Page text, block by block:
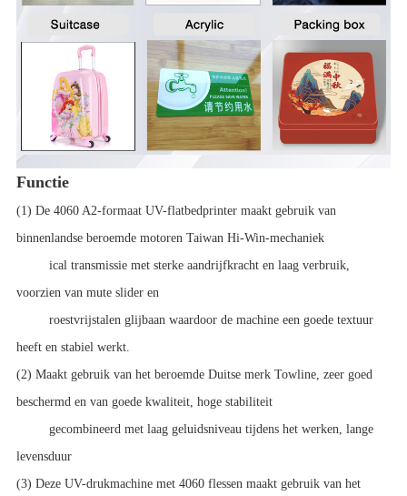
Functie
(1) De 4060 A2-formaat UV-flatbedprinter maakt gebruik van
binnenlandse beroemde motoren Taiwan Hi-Win-mechaniek
ical transmissie met sterke aandrijfkracht en laag verbruik,
voorzien van mute slider en
roestvrijstalen glijbaan waardoor de machine een goede textuur
heeft en stabiel werkt.
(2) Maakt gebruik van het beroemde Duitse merk Towline, zeer goed
beschermd en van goede kwaliteit, hoge stabiliteit
gecombineerd met laag geluidsniveau tijdens het werken, lange
levensduur
(3) Deze UV-drukmachine met 4060 flessen maakt gebruik van het